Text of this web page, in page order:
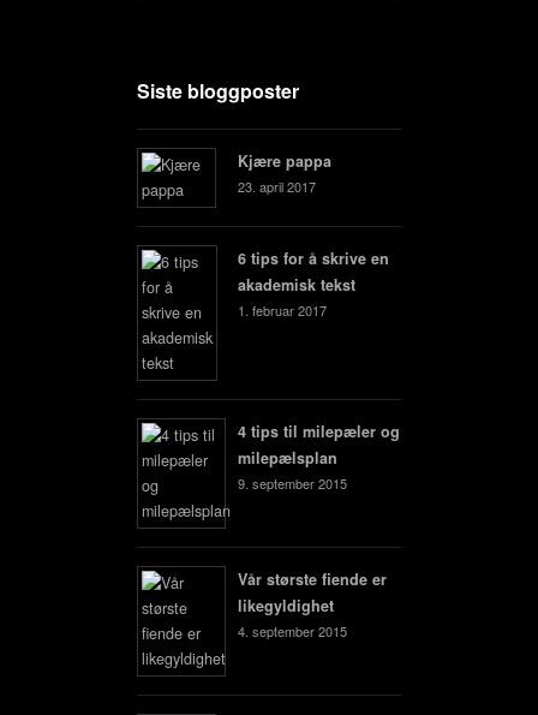
Siste bloggposter
Kjære pappa
23. april 2017
6 tips for å skrive en
akademisk tekst
1. februar 2017
4 tips til milepæler og
milepælsplan
9. september 2015
Vår største fiende er
likegyldighet
4. september 2015